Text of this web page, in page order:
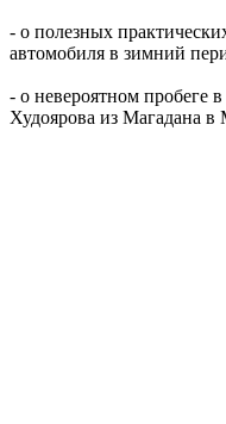
- о полезных
автомобиля в зимний
- о невероятном пробеге
Худоярова из Магадана